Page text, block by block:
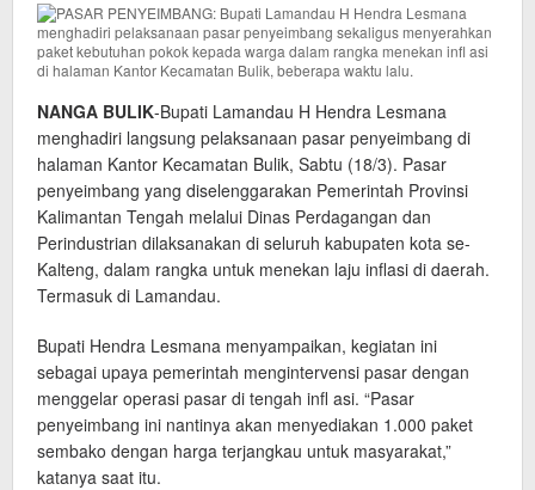
NANGA BULIK-Bupati Lamandau H Hendra Lesmana
menghadiri langsung pelaksanaan pasar penyeimbang di
halaman Kantor Kecamatan Bulik, Sabtu (18/3). Pasar
penyeimbang yang diselenggarakan Pemerintah Provinsi
Kalimantan Tengah melalui Dinas Perdagangan dan
Perindustrian dilaksanakan di seluruh kabupaten kota se-
Kalteng, dalam rangka untuk menekan laju inflasi di daerah.
Termasuk di Lamandau.
Bupati Hendra Lesmana menyampaikan, kegiatan ini
sebagai upaya pemerintah mengintervensi pasar dengan
menggelar operasi pasar di tengah infl asi. “Pasar
penyeimbang ini nantinya akan menyediakan 1.000 paket
sembako dengan harga terjangkau untuk masyarakat,”
katanya saat itu.